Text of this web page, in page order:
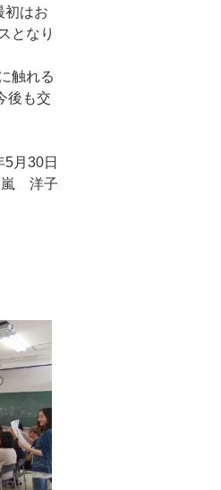
初はお
となり
触れる
後も交
5月30日
洋子